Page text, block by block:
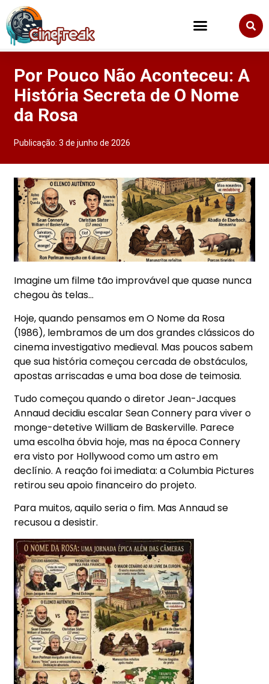
Por Pouco Não Aconteceu: A
História Secreta de O Nome
da Rosa
Publicação:3 de junho de 2026
Imagine um filme tão improvável que quase nunca
chegou às telas…
Hoje, quando pensamos em O Nome da Rosa
(1986), lembramos de um dos grandes clássicos do
cinema investigativo medieval. Mas poucos sabem
que sua história começou cercada de obstáculos,
apostas arriscadas e uma boa dose de teimosia.
Tudo começou quando o diretor Jean-Jacques
Annaud decidiu escalar Sean Connery para viver o
monge-detetive William de Baskerville. Parece
uma escolha óbvia hoje, mas na época Connery
era visto por Hollywood como um astro em
declínio. A reação foi imediata: a Columbia Pictures
retirou seu apoio financeiro do projeto.
Para muitos, aquilo seria o fim. Mas Annaud se
recusou a desistir.